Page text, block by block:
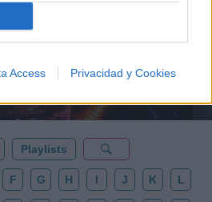
Access Privacidad y Cookies
para Ver las Estrellas:
Rock 🎸✨
la gravedad cero. 💾 ¡Guarda
Playlists
F G H I J K L